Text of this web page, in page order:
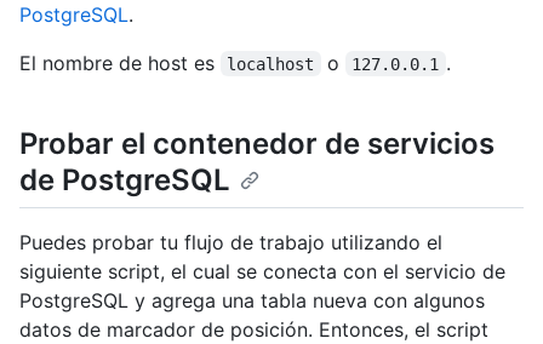
PostgreSQL.
El nombre de host es
localhost o 127.0.0.1 .
Probar el contenedor de servicios
de PostgreSQL
Puedes probar tu flujo de trabajo utilizando el
siguiente script, el cual se conecta con el servicio de
PostgreSQL y agrega una tabla nueva con algunos
datos de marcador de posición. Entonces, el script